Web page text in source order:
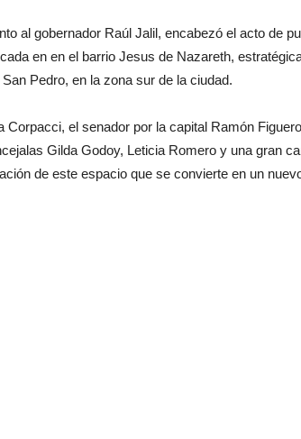
al gobernador Raúl Jalil, encabezó el acto de
en en el barrio Jesus de Nazareth,
Pedro, en la zona sur de la ciudad.
el senador por la capital Ramón
Gilda Godoy, Leticia Romero y una gran
de este espacio que se convierte en un